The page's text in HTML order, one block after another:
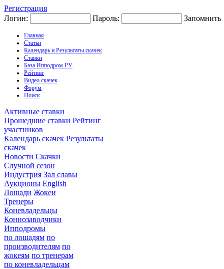
Регистрация
Логин:
Пароль: Запомнить
Главная
Статьи
Календарь и Результаты скачек
Ставки
База Ипподром.РУ
Рейтинг
Видео скачек
Форум
Поиск
Активные ставки
Прошедшие ставки Рейтинг
участников
Календарь скачек Результаты
скачек
Новости Скачки
Случной сезон
Индустрия Зал славы
Аукционы English
Лошади Жокеи
Тренеры
Коневладельцы
Коннозаводчики
Ипподромы
по лошадям по
производителям по
жокеям по тренерам
по коневладельцам